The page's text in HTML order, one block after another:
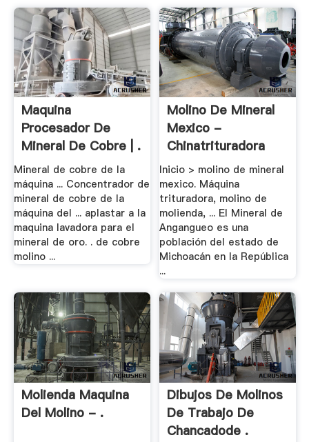
Maquina
Procesador De
Mineral De Cobre | .
Mineral de cobre de la
máquina ... Concentrador de
mineral de cobre de la
máquina del ... aplastar a la
maquina lavadora para el
mineral de oro. . de cobre
molino ...
Molino De Mineral
Mexico -
Chinatrituradora
Inicio > molino de mineral
mexico. Máquina
trituradora, molino de
molienda, ... El Mineral de
Angangueo es una
población del estado de
Michoacán en la República
...
Molienda Maquina
Del Molino - .
Dibujos De Molinos
De Trabajo De
Chancadode .